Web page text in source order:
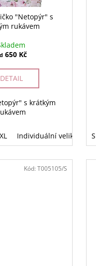
"Netopýr" s
rukávem
650 Kč
DETAIL
s krátkým
XL Individuální velikost S
Kód: T005105/S